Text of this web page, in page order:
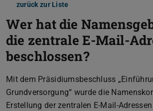
zurück zur Liste
Wer hat die
die zentrale E-Mail-
beschlossen?
Mit dem Präsidiumsbeschluss
Grundversorgung“ wurde die
Erstellung der zentralen E-Mail-